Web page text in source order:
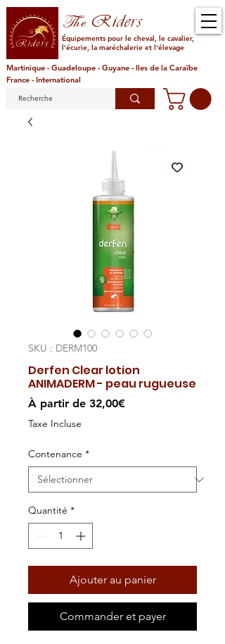
TheRiders
Équipements pour le cheval, le cavalier,
l'écurie, la maréchalerie et l'élevage
Martinique - Guadeloupe - Guyane - Iles de la Caraïbe
France - International
SKU : DERM100
Derfen Clear lotion
ANIMADERM - peau rugueuse
À partir de 32,00€Prix
Taxe Incluse
Contenance *
Quantité *
Ajouter au panier
Commander et payer